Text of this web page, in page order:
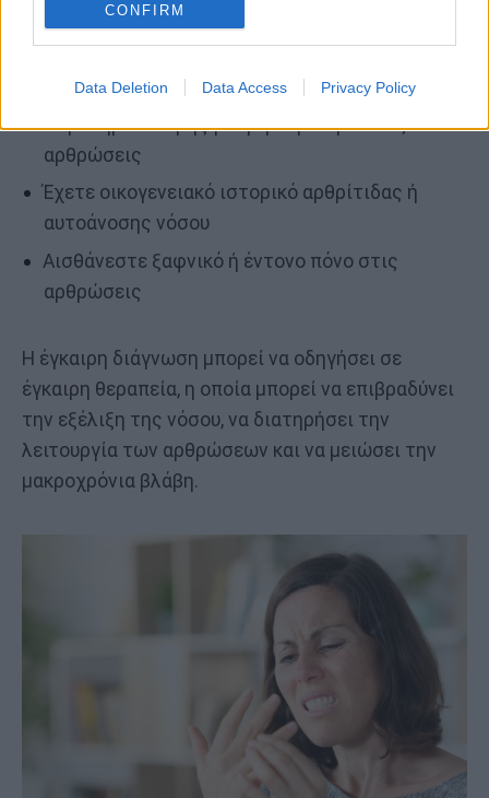
CONFIRM
Data Deletion Data Access Privacy Policy
2-3 εβδομάδες
στις καθημερινές σας δραστηριότητες
Παρατηρείτε πρήξιμο ή ερυθρότητα στις
αρθρώσεις
Έχετε οικογενειακό ιστορικό αρθρίτιδας ή
αυτοάνοσης νόσου
Αισθάνεστε ξαφνικό ή έντονο πόνο στις
αρθρώσεις
Η έγκαιρη διάγνωση μπορεί να οδηγήσει σε
έγκαιρη θεραπεία, η οποία μπορεί να επιβραδύνει
την εξέλιξη της νόσου, να διατηρήσει την
λειτουργία των αρθρώσεων και να μειώσει την
μακροχρόνια βλάβη.